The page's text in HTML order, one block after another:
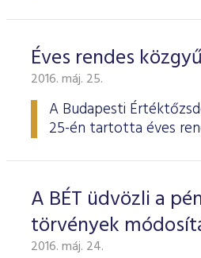
Éves rendes
2016. máj. 25.
A Budapesti
25-én tartotta éves
A BÉT üdvözli a
törvények
2016. máj. 24.